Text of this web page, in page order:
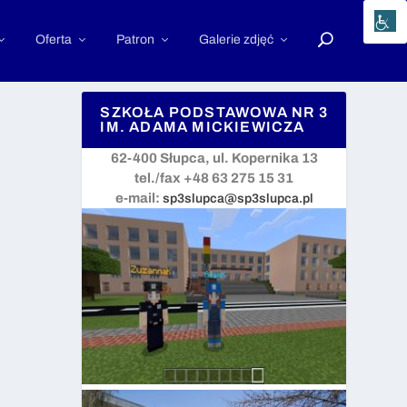
Oferta Patron Galerie zdjęć
SZKOŁA PODSTAWOWA NR 3
IM. ADAMA MICKIEWICZA
62-400 Słupca, ul. Kopernika 13
tel./fax +48 63 275 15 31
e-mail: sp3slupca@sp3slupca.pl